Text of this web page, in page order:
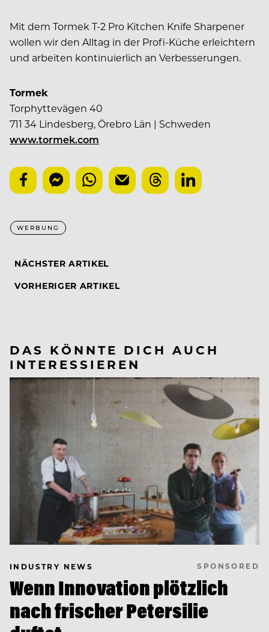
Mit dem Tormek T-2 Pro Kitchen Knife Sharpener
wollen wir den Alltag in der Profi-Küche erleichtern
und arbeiten kontinuierlich an Verbesserungen.
Tormek
Torphyttevägen 40
711 34 Lindesberg, Örebro Län | Schweden
www.tormek.com
WERBUNG
NÄCHSTER ARTIKEL
VORHERIGER ARTIKEL
DAS KÖNNTE DICH AUCH
INTERESSIEREN
INDUSTRY NEWS SPONSORED
Wenn Innovation plötzlich
nach frischer Petersilie